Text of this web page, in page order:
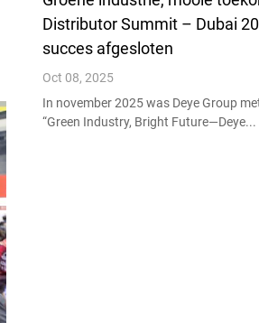
Distributor Summit – Dubai
succes afgesloten
Oct 08, 2025
In november 2025 was Deye Group
“Green Industry, Bright Future—Deye...